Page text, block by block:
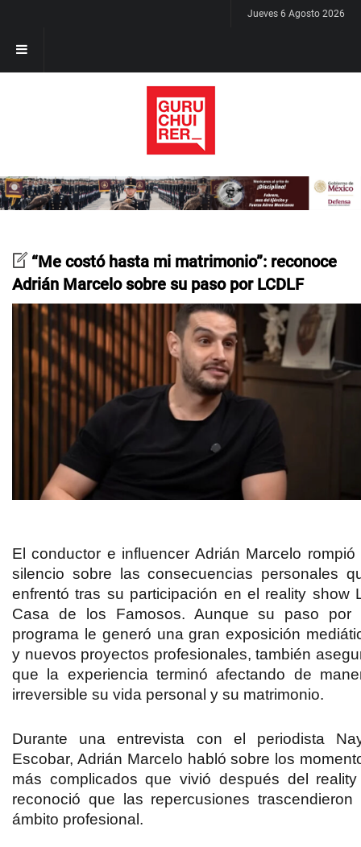
Jueves 6 Agosto 2026
“Me costó hasta mi matrimonio”: reconoce
Adrián Marcelo sobre su paso por LCDLF
El conductor e influencer Adrián Marcelo rompió
silencio sobre las consecuencias personales
enfrentó tras su participación en el reality show
Casa de los Famosos. Aunque su paso por
programa le generó una gran exposición
y nuevos proyectos profesionales, también
que la experiencia terminó afectando de
irreversible su vida personal y su matrimonio.
Durante una entrevista con el periodista
Escobar, Adrián Marcelo habló sobre los
más complicados que vivió después del
reconoció que las repercusiones trascendieron
ámbito profesional.